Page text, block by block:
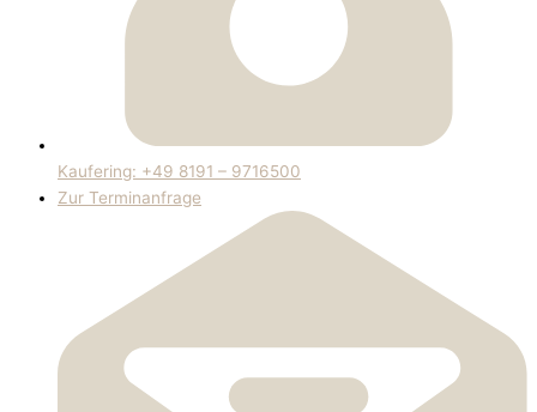
Kaufering: +49 8191 – 9716500
Zur Terminanfrage